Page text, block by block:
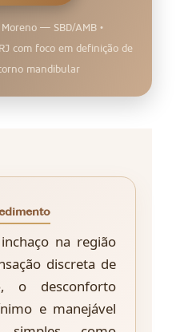
— SBD/AMB •
com foco em definição de
mandibular
na região
discreta de
o desconforto
e manejável